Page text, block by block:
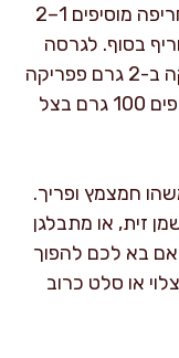
לגרסה חריפה מוסיפים 1–2
10 מ"ל רוטב חריף בסוף. לגרסה
מעושנת מחליפים 2 גרם פפריקה מתוקה ב-2 גרם פפריקה
מעושנת. ואם רוצים “בוגרים” יותר, מוסיפים 100 גרם בצל
חמצמץ ופריך.
זית, או מתבלגן
אם בא לכם להפוך
או סלט כרוב